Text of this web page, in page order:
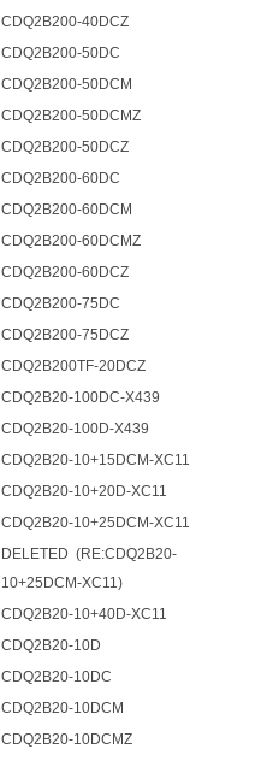
CDQ2B200-40DCZ
CDQ2B200-50DC
CDQ2B200-50DCM
CDQ2B200-50DCMZ
CDQ2B200-50DCZ
CDQ2B200-60DC
CDQ2B200-60DCM
CDQ2B200-60DCMZ
CDQ2B200-60DCZ
CDQ2B200-75DC
CDQ2B200-75DCZ
CDQ2B200TF-20DCZ
CDQ2B20-100DC-X439
CDQ2B20-100D-X439
CDQ2B20-10+15DCM-XC11
CDQ2B20-10+20D-XC11
CDQ2B20-10+25DCM-XC11
DELETED (RE:CDQ2B20-
10+25DCM-XC11)
CDQ2B20-10+40D-XC11
CDQ2B20-10D
CDQ2B20-10DC
CDQ2B20-10DCM
CDQ2B20-10DCMZ